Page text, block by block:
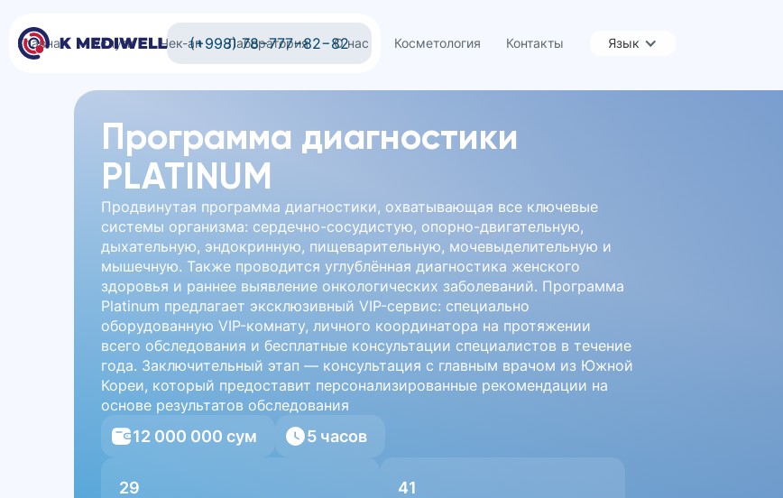
(+998) 78−777−82−82
Главная Услуги Чек-ап Лаборатория О нас Косметология Контакты Язык
Программа диагностики
PLATINUM
Продвинутая программа диагностики, охватывающая все ключевые
системы организма: сердечно-сосудистую, опорно-двигательную,
дыхательную, эндокринную, пищеварительную, мочевыделительную и
мышечную. Также проводится углублённая диагностика женского
здоровья и раннее выявление онкологических заболеваний. Программа
Platinum предлагает эксклюзивный VIP-сервис: специально
оборудованную VIP-комнату, личного координатора на протяжении
всего обследования и бесплатные консультации специалистов в течение
года. Заключительный этап — консультация с главным врачом из Южной
Кореи, который предоставит персонализированные рекомендации на
основе результатов обследования
12 000 000 сум 5 часов
29 41